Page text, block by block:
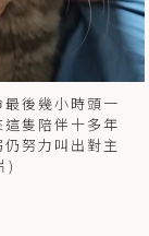
後幾小時頭一
隻陪伴十多年
努力叫出對主
)